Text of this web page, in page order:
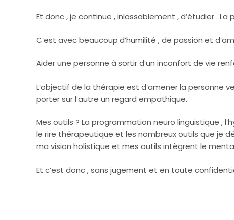
Et donc , je continue , inlassablement , d’étudier .
C’est avec beaucoup d’humilité , de passion et
Aider une personne à sortir d’un inconfort de vie
L’objectif de la thérapie est d’amener la personne
porter sur l’autre un regard empathique.
Mes outils ? La programmation neuro linguistique ,
le rire thérapeutique et les nombreux outils que je
ma vision holistique et mes outils intègrent le
Et c’est donc , sans jugement et en toute